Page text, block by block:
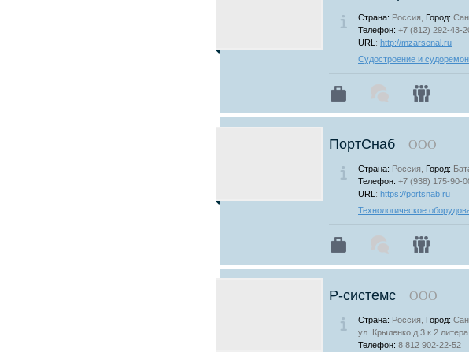
Страна: Россия, Город:
Телефон: +7 (812) 292-43-
URL : http://mzarsenal.ru
Судостроение и
ПортСнаб ООО
Страна: Россия, Город:
Телефон: +7 (938) 175-90-
URL : https://portsnab.ru
Технологическое
Р-системс ООО
Страна: Россия, Город:
ул. Крыленко д.3 к.2
Телефон: 8 812 902-22-52